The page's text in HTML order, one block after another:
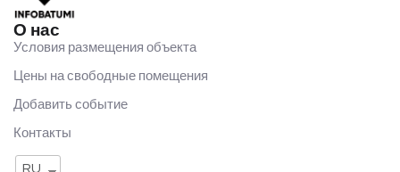
О нас
Условия размещения объекта
Цены на свободные помещения
Добавить событие
Контакты
RU